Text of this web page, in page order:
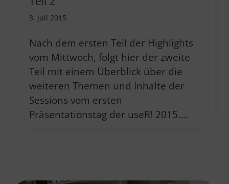
3. Juli 2015
Nach dem ersten Teil der Highlights
vom Mittwoch, folgt hier der zweite
Teil mit einem Überblick über die
weiteren Themen und Inhalte der
Sessions vom ersten
Präsentationstag der useR! 2015.…